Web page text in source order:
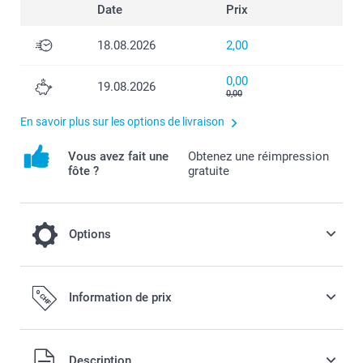
Date Prix
18.08.2026 2,00
19.08.2026 0,00
0,00
En savoir plus sur les options de livraison
Vous avez fait une
fôte ?
Obtenez une réimpression
gratuite
Options
Et pour un effet encore plus luxueux,
choisissez notre papier brillant ou mat de
qualité premium.
Information de prix
Tous les prix sont en francs suisses (CHF), TVA incluse et